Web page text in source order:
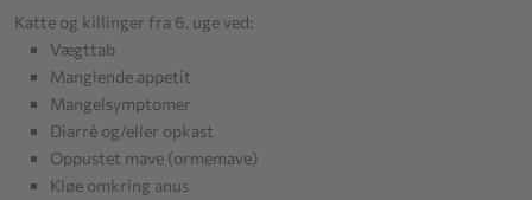
Katte og killinger fra 6. uge ved:
Vægttab
Manglende appetit
Mangelsymptomer
Diarré og/eller opkast
Oppustet mave (ormemave)
Kløe omkring anus